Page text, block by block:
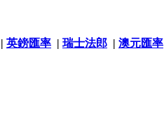
| 英鎊匯率 | 瑞士法郎 | 澳元匯率